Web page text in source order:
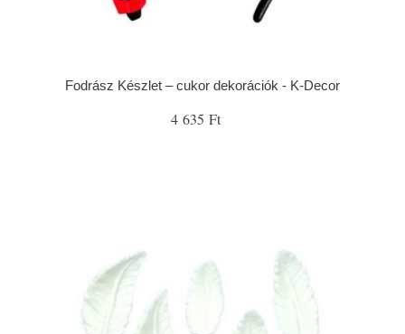
Fodrász Készlet – cukor dekorációk - K-Decor
4 635 Ft